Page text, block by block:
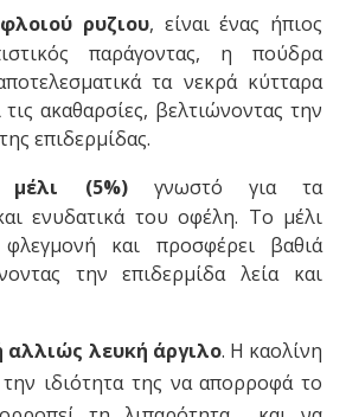
ρυζιου, είναι ένας ήπιος
παράγοντας, η πούδρα
τα νεκρά κύτταρα
ακαθαρσίες, βελτιώνοντας την
επιδερμίδας.
μέλι (5%) γνωστό για τα
ενυδατικά του οφέλη. Το μέλι
και προσφέρει βαθιά
την επιδερμίδα λεία και
αλλιώς λευκή άργιλο. Η καολίνη
την ιδιότητα της να απορροφά το